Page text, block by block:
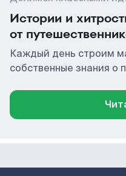
Истории и
от
Каждый день строим
собственные знания о